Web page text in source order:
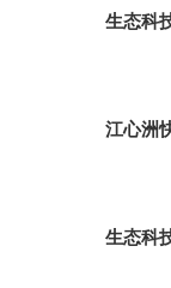
生态科
江心洲
生态科